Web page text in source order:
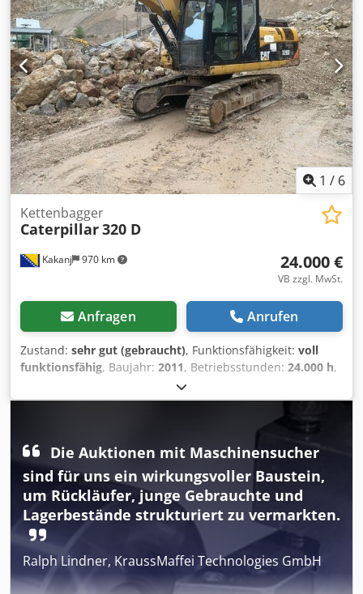
Finanzierungsbeispiel: * Interne Nummer: G400064
* Kaufpreis: 79.900,00 ¤ * Anzahlung:
10% * Laufzeit: 60 * Monatliche Rate: 1.199,02 ¤
Restwert: 15.380,00 ¤ Wenn das Angebot Ihnen zusagt
oder dieses nach Ihren Bedürfnissen anpassen wollen,
kontaktieren Sie uns unter Hr. Enchev). Wir freuen uns auf
Ihren Anruf Irrtümer vorbehalten Gerne nehmen wir
Ihr gebrauchtes Fahrzeug in Zahlung. Finanzierung direkt
bei uns im Hause möglich. GOLEC NUTZFAHRZEUGE GMBH
Wir sprechen: Deutsch, English, Spanish, Polnisch,
Ukrainisch, Russisch, Bulgarisch. ----.
1 / 6
Kakanj 970 km
Kettenbagger
Caterpillar320 D
24.000 €
VB zzgl. MwSt.
Anfragen Anrufen
Zustand: sehr gut (gebraucht), Funktionsfähigkeit: voll
funktionsfähig, Baujahr: 2011, Betriebsstunden: 24.000 h,
Die Maschine ist in sehr gutem Zustand und einsatzbereit.
Dksdpfx Aezam Efsgxsr
Die Auktionen mit Maschinensucher
sind für uns ein wirkungsvoller Baustein,
um Rückläufer, junge Gebrauchte und
Lagerbestände strukturiert zu vermarkten.
Ralph Lindner, KraussMaffei Technologies GmbH